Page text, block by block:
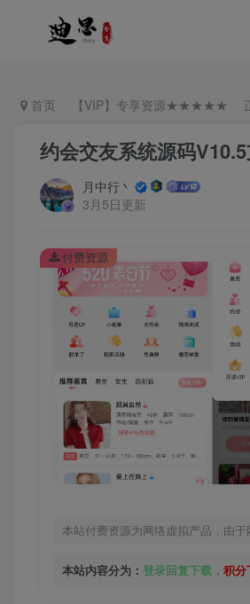
首页 【VIP】专享资源★★★★★
约会交友系统源码
月中行丶
3月5日更新
本站付费资源为网络虚拟产品，由
本站内容分为： 登录回复下载， 积分
付费资源